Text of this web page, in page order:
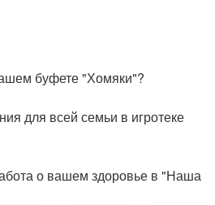
буфете "Хомяки"?
для всей семьи в игротеке
о вашем здоровье в "Наша